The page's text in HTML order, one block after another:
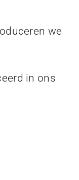
we
in ons